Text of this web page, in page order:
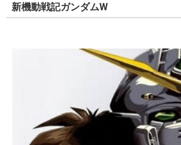
新機動戦記ガンダムW